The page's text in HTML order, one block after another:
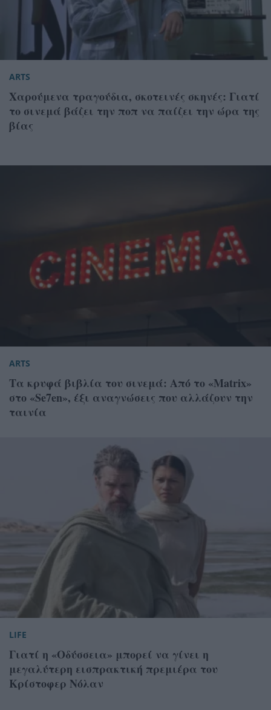
ARTS
Χαρούμενα τραγούδια, σκοτεινές σκηνές: Γιατί
το σινεμά βάζει την ποπ να παίζει την ώρα της
βίας
ARTS
Τα κρυφά βιβλία του σινεμά: Από το «Matrix»
στο «Se7en», έξι αναγνώσεις που αλλάζουν την
ταινία
LIFE
Γιατί η «Οδύσσεια» μπορεί να γίνει η
μεγαλύτερη εισπρακτική πρεμιέρα του
Κρίστοφερ Νόλαν